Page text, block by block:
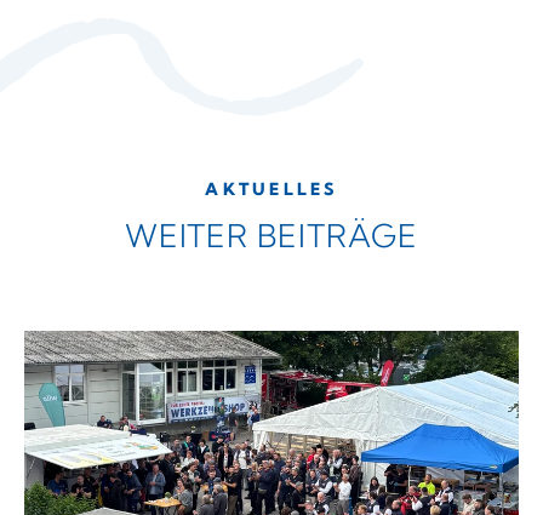
AKTUELLES
WEITER BEITRÄGE